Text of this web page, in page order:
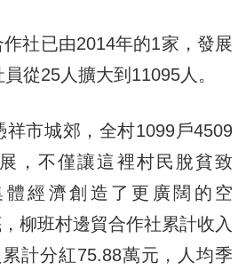
已由2014年的1家，發展
從25人擴大到11095人。
市城郊，全村1099戶4509
，不僅讓這裡村民脫貧致
經濟創造了更廣闊的空
柳班村邊貿合作社累計收入
計分紅75.88萬元，人均季